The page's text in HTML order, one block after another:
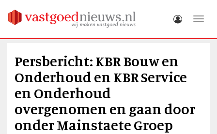
Persbericht: KBR Bouw en
Onderhoud en KBR Service
en Onderhoud
overgenomen en gaan door
onder Mainstaete Groep